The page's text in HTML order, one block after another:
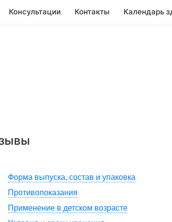
Консультации Контакты Календарь
Форма выпуска, состав и упаковка
Противопоказания
Применение в детском возрасте